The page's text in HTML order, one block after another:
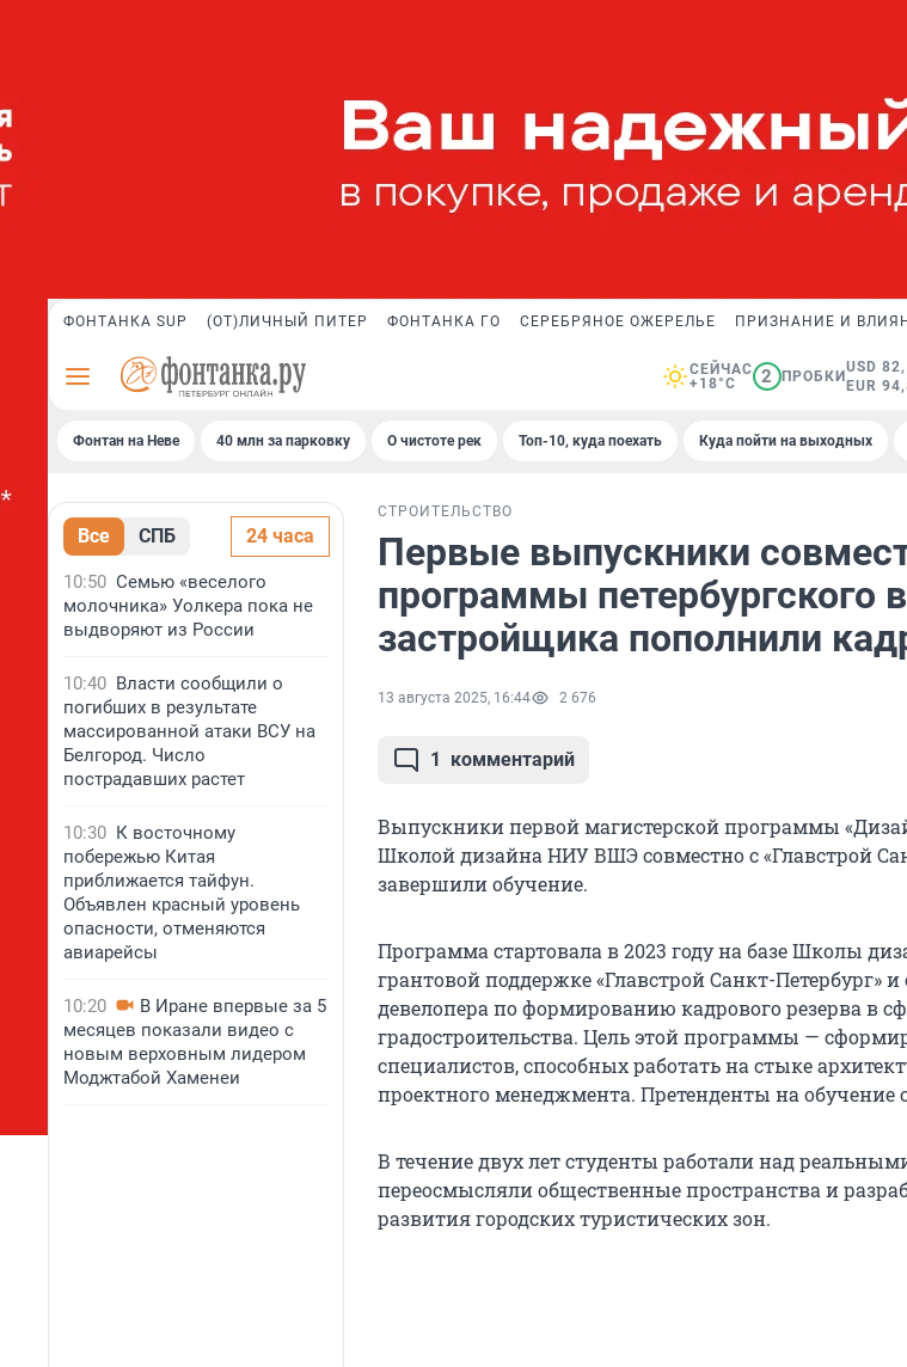
ФОНТАНКА SUP (ОТ)ЛИЧНЫЙ ПИТЕР ФОНТАНКА ГО СЕРЕБРЯНОЕ ОЖЕРЕЛЬЕ ПРИЗНАНИЕ И
СЕЙЧАС
+18°C
2 ПРОБКИ
USD
EUR
Фонтан на Неве 40 млн за парковку О чистоте рек Топ-10, куда поехать Куда пойти на выходных
Все СПБ 24 часа
10:50 Семью «веселого
молочника» Уолкера пока не
выдворяют из России
10:40 Власти сообщили о
погибших в результате
массированной атаки ВСУ на
Белгород. Число
пострадавших растет
10:30 К восточному
побережью Китая
приближается тайфун.
Объявлен красный уровень
опасности, отменяются
авиарейсы
10:20
В Иране впервые за 5
месяцев показали видео с
новым верховным лидером
Моджтабой Хаменеи
СТРОИТЕЛЬСТВО
Первые выпускники
программы петербургского
застройщика пополнили
13 августа 2025, 16:44 2 676
1 комментарий
Выпускники первой магистерской программы
Школой дизайна НИУ ВШЭ совместно с «Главстрой
завершили обучение.
Программа стартовала в 2023 году на базе Школы
грантовой поддержке «Главстрой Санкт-Петербург»
девелопера по формированию кадрового резерва в
градостроительства. Цель этой программы —
специалистов, способных работать на стыке
проектного менеджмента. Претенденты на обучение
В течение двух лет студенты работали над
переосмысляли общественные пространства и
развития городских туристических зон.